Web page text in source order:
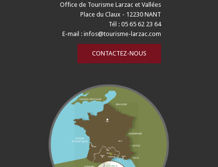
Office de Tourisme Larzac et Vallées
Place du Claux - 12230 NANT
Tél : 05 65 62 23 64
E-mail :infos@tourisme-larzac.com
CONTACTEZ-NOUS